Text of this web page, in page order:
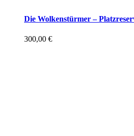
Die Wolkenstürmer –
300,00 €